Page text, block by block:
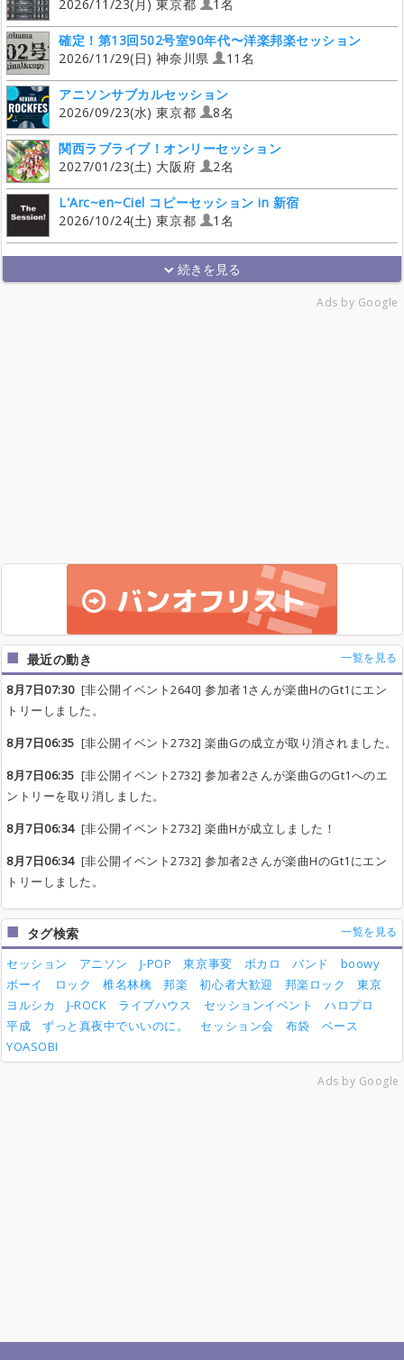
2026/11/23(月) 東京都
1名
確定！第13回502号室90年代〜洋楽邦楽セッション
2026/11/29(日) 神奈川県
11名
アニソンサブカルセッション
2026/09/23(水) 東京都
8名
関西ラブライブ！オンリーセッション
2027/01/23(土) 大阪府
2名
L'Arc~en~Ciel コピーセッション in 新宿
2026/10/24(土) 東京都
1名
Ads by Google
最近の動き 一覧を見る
8月7日07:30[非公開イベント2640] 参加者1さんが楽曲HのGt1にエン
トリーしました。
8月7日06:35 [非公開イベント2732] 楽曲Gの成立が取り消されました。
8月7日06:35 [非公開イベント2732] 参加者2さんが楽曲GのGt1へのエ
ントリーを取り消しました。
8月7日06:34[非公開イベント2732] 楽曲Hが成立しました！
8月7日06:34[非公開イベント2732] 参加者2さんが楽曲HのGt1にエン
トリーしました。
タグ検索 一覧を見る
セッション アニソン J-POP 東京事変 ボカロ バンド
boowy
ボーイ
ロック 椎名林檎 邦楽 初心者大歓迎 邦楽ロック
東京
ヨルシカ
J-ROCK ライブハウス セッションイベント
ハロプロ
平成
ずっと真夜中でいいのに。 セッション会 布袋
ベース
YOASOBI
Ads by Google